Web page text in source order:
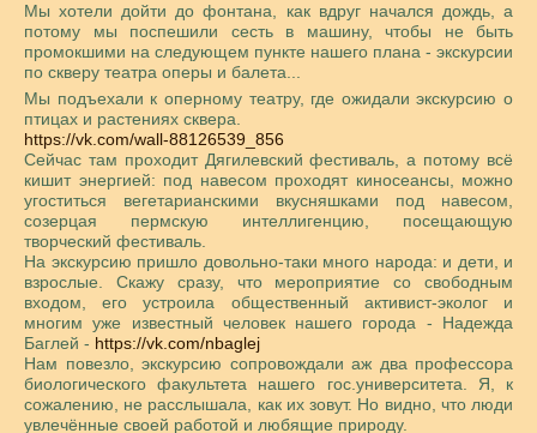
Мы хотели дойти до фонтана, как вдруг начался дождь, а
потому мы поспешили сесть в машину, чтобы не быть
промокшими на следующем пункте нашего плана - экскурсии
по скверу театра оперы и балета...
Мы подъехали к оперному театру, где ожидали экскурсию о
птицах и растениях сквера.
https://vk.com/wall-88126539_856
Сейчас там проходит Дягилевский фестиваль, а потому всё
кишит энергией: под навесом проходят киносеансы, можно
угоститься вегетарианскими вкусняшками под навесом,
созерцая пермскую интеллигенцию, посещающую
творческий фестиваль.
На экскурсию пришло довольно-таки много народа: и дети, и
взрослые. Скажу сразу, что мероприятие со свободным
входом, его устроила общественный активист-эколог и
многим уже известный человек нашего города - Надежда
Баглей - https://vk.com/nbaglej
Нам повезло, экскурсию сопровождали аж два профессора
биологического факультета нашего гос.университета. Я, к
сожалению, не расслышала, как их зовут. Но видно, что люди
увлечённые своей работой и любящие природу.